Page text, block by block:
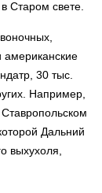
Старом свете.
30 тыс.
Например,
Дальний
выхухоля,